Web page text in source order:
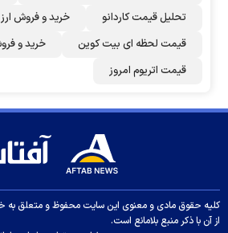
تحلیل قیمت کاردانو
خرید و فروش
قیمت لحظه ای بیت کوین
خرید و
قیمت اتریوم امروز
کلیه حقوق مادی و معنوی این سایت محفوظ و متعلق به
از آن با ذکر منبع بلامانع است.